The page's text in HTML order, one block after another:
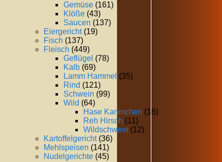
Gemüse (161)
Klöße (43)
Saucen (137)
Eiergericht(19)
Fisch (137)
Fleisch (449)
Geflügel (78)
Kalb (69)
Lamm Hammel (35)
Rind (121)
Schwein (99)
Wild (64)
Hase Kaninchen (18)
Reh Hirsch (11)
Wildschwein (12)
Kartoffelgericht(36)
Mehlspeisen (141)
Nudelgerichte (45)